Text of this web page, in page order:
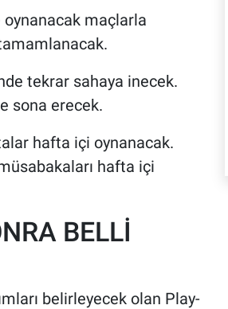
maçlarla
tekrar sahaya inecek.
sona erecek.
hafta içi oynanacak.
hafta içi
BELLİ
belirleyecek olan Play-